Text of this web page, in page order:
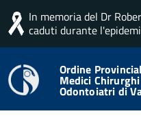
In memoria del Dr
caduti durante
Ordine
Medici
Odontoiatri di
Home Articoli app
Pubblicato: 05 Maggio